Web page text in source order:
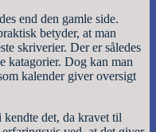
end den gamle side.
betyder, at man
skriverier. Der er således
katagorier. Dog kan man
kalender giver oversigt
det, da kravet til